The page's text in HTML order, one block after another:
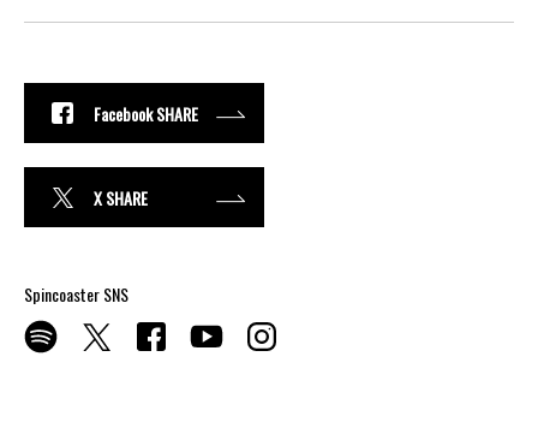
Facebook SHARE
X SHARE
Spincoaster SNS